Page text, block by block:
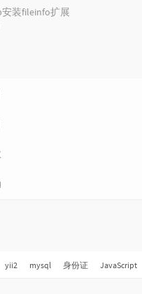
：装fileinfo扩展
yii2 mysql 身份证 JavaScript